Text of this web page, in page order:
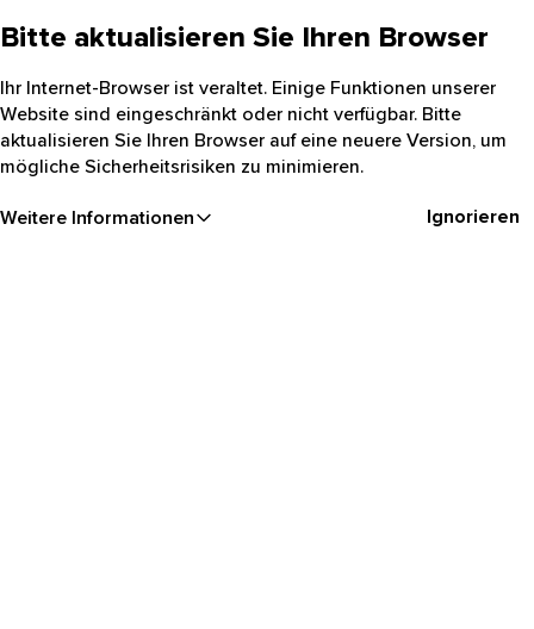
Bitte aktualisieren Sie Ihren Browser
Ihr Internet-Browser ist veraltet. Einige Funktionen unserer
Website sind eingeschränkt oder nicht verfügbar. Bitte
aktualisieren Sie Ihren Browser auf eine neuere Version, um
mögliche Sicherheitsrisiken zu minimieren.
Weitere Informationen Ignorieren